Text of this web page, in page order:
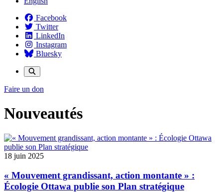
Facebook
Twitter
LinkedIn
Instagram
Bluesky
Faire un don
Nouveautés
18 juin 2025
« Mouvement grandissant, action montante » :
Écologie Ottawa publie son Plan stratégique